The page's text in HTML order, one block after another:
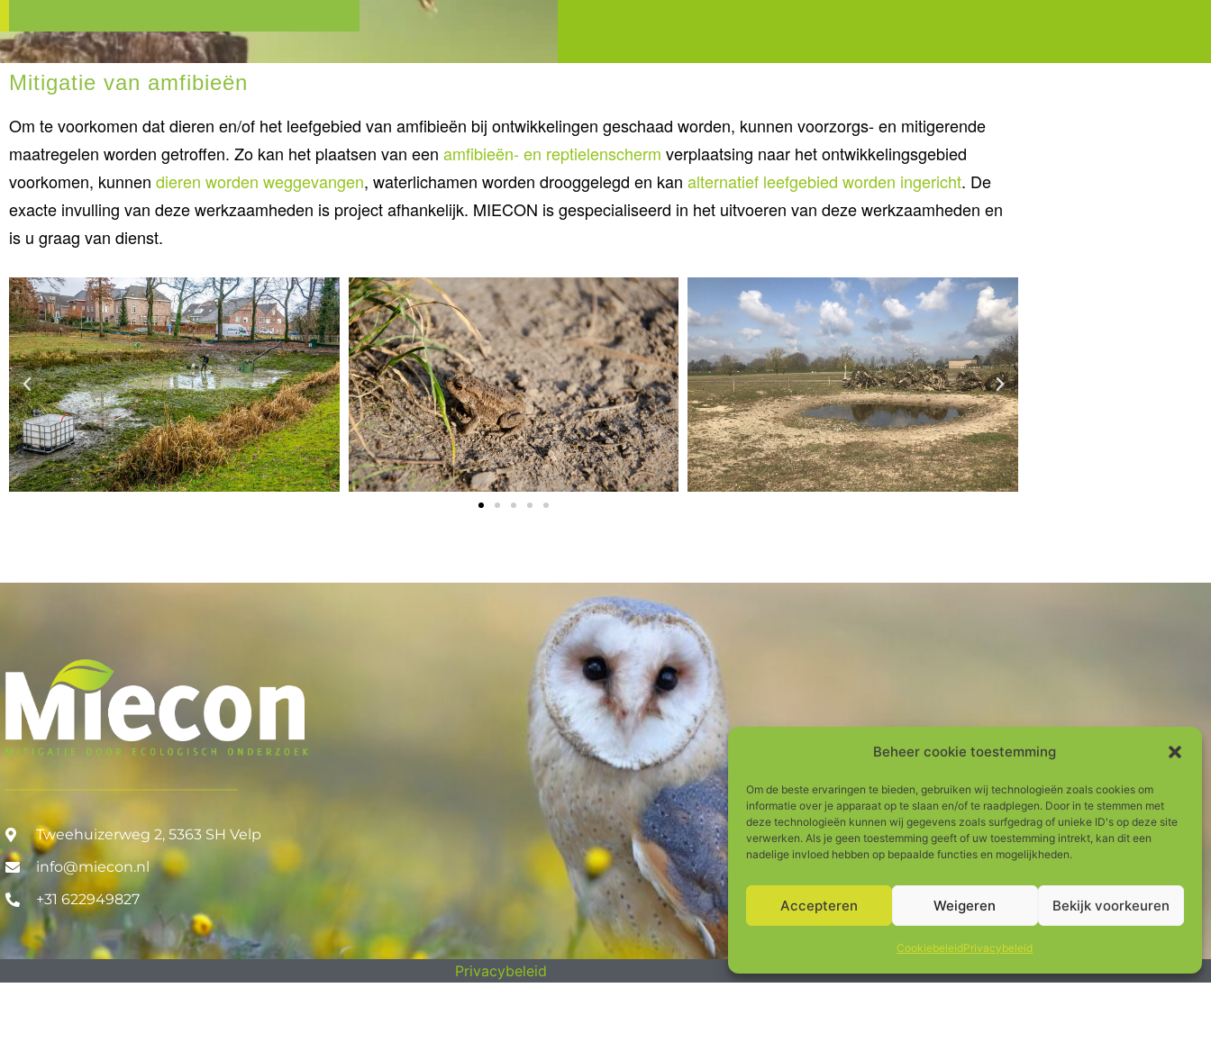
Beheer cookie toestemming
Om de beste ervaringen te bieden, gebruiken wij technologieën zoals cookies om
informatie over je apparaat op te slaan en/of te raadplegen. Door in te stemmen met
deze technologieën kunnen wij gegevens zoals surfgedrag of unieke ID's op deze site
verwerken. Als je geen toestemming geeft of uw toestemming intrekt, kan dit een
nadelige invloed hebben op bepaalde functies en mogelijkheden.
Accepteren Weigeren Bekijk voorkeuren
CookiebeleidPrivacybeleid
Mitigatie van amfibieën
Om te voorkomen dat dieren en/of het leefgebied van amfibieën bij ontwikkelingen geschaad worden, kunnen voorzorgs- en mitigerende
maatregelen worden getroffen. Zo kan het plaatsen van een amfibieën- en reptielenscherm verplaatsing naar het ontwikkelingsgebied
voorkomen, kunnen dieren worden weggevangen, waterlichamen worden drooggelegd en kan alternatief leefgebied worden ingericht. De
exacte invulling van deze werkzaamheden is project afhankelijk. MIECON is gespecialiseerd in het uitvoeren van deze werkzaamheden en
is u graag van dienst.
Tweehuizerweg 2, 5363 SH Velp
info@miecon.nl
+31 622949827
Privacybeleid